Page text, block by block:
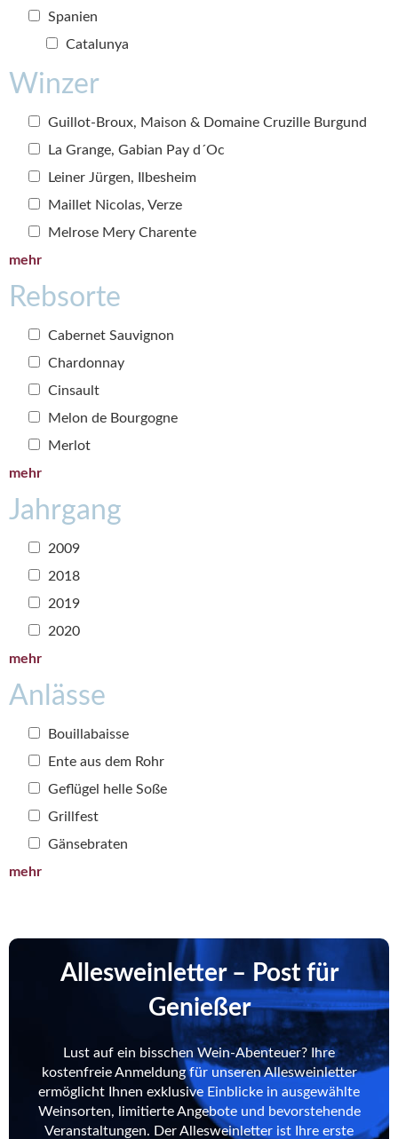
Spanien
Catalunya
Winzer
Guillot-Broux, Maison & Domaine Cruzille Burgund
La Grange, Gabian Pay d´Oc
Leiner Jürgen, Ilbesheim
Maillet Nicolas, Verze
Melrose Mery Charente
mehr
Rebsorte
Cabernet Sauvignon
Chardonnay
Cinsault
Melon de Bourgogne
Merlot
mehr
Jahrgang
2009
2018
2019
2020
mehr
Anlässe
Bouillabaisse
Ente aus dem Rohr
Geflügel helle Soße
Grillfest
Gänsebraten
mehr
Allesweinletter – Post für
Genießer
Lust auf ein bisschen Wein-Abenteuer? Ihre
kostenfreie Anmeldung für unseren Allesweinletter
ermöglicht Ihnen exklusive Einblicke in ausgewählte
Weinsorten, limitierte Angebote und bevorstehende
Veranstaltungen. Der Allesweinletter ist Ihre erste